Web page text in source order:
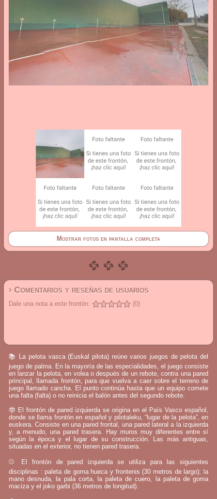
Mostrar fotos en pantalla completa
› Comentarios y reseñas de usuarios
Dale una nota a este frontón: (0)
📚 La pelota vasca (Euskal pilota) reúne varios juegos de pelota del
juego de palma. En la mayoría de las especialidades, el juego consiste
en lanzar la pelota, en volea o después de un rebote, contra una pared
principal, llamada frontón, para que vuelva a caer sobre el terreno de
juego llamado cancha. El punto continúa hasta que un equipo comete
una falta (falta) o no reinicia el balón antes del segundo rebote.
🤓 El frontón de pared izquierda se origina en el País Vasco español,
donde se llama frontón en español y pilotaleku, “lugar de la pelota”, en
euskera. Consiste en una pared frontal, una pared lateral a la izquierda
y, a menudo, una pared trasera. Hay muros muy diferentes entre sí
según la época y el lugar de su construcción. Las más antiguas,
situadas en el exterior, no tienen pared trasera.
⚾ El frontón de pared izquierda se utiliza para las siguientes
disciplinas : paleta de goma hueca y frontenis (30 metros de largo); la
mano desnuda, la pala corta, la paleta de cuero, la paleta de goma
maciza y el joko garbi (36 metros de longitud).